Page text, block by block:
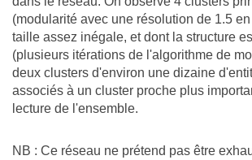
(modularité avec une résolution de 1.5
taille assez inégale, et dont la structure
(plusieurs itérations de l'algorithme de
deux clusters d'environ une dizaine
associés à un cluster proche plus
lecture de l'ensemble.
NB : Ce réseau ne prétend pas être